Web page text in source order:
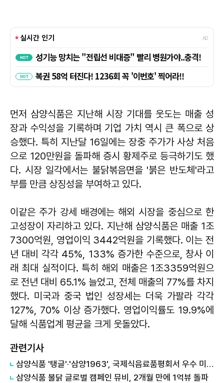
먼저 삼양식품은 지난해 시장 기대를 웃도는 매출 성
장과 수익성을 기록하며 기업 가치 역시 큰 폭으로 상
승했다. 특히 지난달 16일에는 장중 주가가 사상 처음
으로 120만원을 돌파해 증시 황제주로 등극하기도 했
다. 시장 일각에서는 불닭볶음면을 '붉은 반도체'라고
부를 만큼 상징성을 부여하고 있다.
이같은 주가 강세 배경에는 해외 시장을 중심으로 한
고성장이 자리하고 있다. 지난해 삼양식품은 매출 1조
7300억원, 영업이익 3442억원을 기록했다. 이는 전
년 대비 각각 45%, 133% 증가한 수준으로, 창사 이
래 최대 실적이다. 특히 해외 매출은 1조3359억원으
로 전년 대비 65.1% 늘었고, 전체 매출의 77%를 차지
했다. 미국과 중국 법인 성장세는 더욱 가팔라 각각
127%, 70% 이상 증가했다. 영업이익률도 19.9%에
달해 식품업계 평균을 크게 웃돌았다.
관련기사
삼양식품 '탱글'·'삼양1963', 국제식음료품평회서 우수 미각상 수상
삼양식품 불닭 글로벌 캠페인 뮤비, 2개월 만에 1억뷰 돌파